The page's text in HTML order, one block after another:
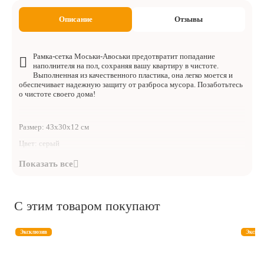
Описание Отзывы
Рамка-сетка Моськи-Авоськи предотвратит попадание
наполнителя на пол, сохраняя вашу квартиру в чистоте.
Выполненная из качественного пластика, она легко моется и
обеспечивает надежную защиту от разброса мусора. Позаботьтесь
о чистоте своего дома!
Размер: 43х30х12 см
Цвет: серый
С этим товаром покупают
Эксклюзив